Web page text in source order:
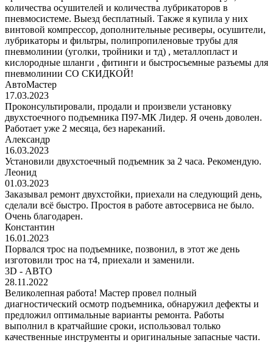
количества осушителей и количества лубрикаторов в
пневмосистеме. Выезд бесплатный. Также я купила у них
винтовой компрессор, дополнительные ресиверы, осушители,
лубрикаторы и фильтры, полипропиленовые трубы для
пневмолинии (уголки, тройники и тд) , металлопласт и
кислородные шланги , фитинги и быстросъемные разъемы для
пневмолинии СО СКИДКОЙ!
АвтоМастер
17.03.2023
Проконсультировали, продали и произвели установку
двухстоечного подъемника П97-МК Лидер. Я очень доволен.
Работает уже 2 месяца, без нареканий.
Александр
16.03.2023
Установили двухстоечный подъемник за 2 часа. Рекомендую.
Леонид
01.03.2023
Заказывал ремонт двухстойки, приехали на следующий день,
сделали всё быстро. Простоя в работе автосервиса не было.
Очень благодарен.
Константин
16.01.2023
Порвался трос на подъемнике, позвонил, в этот же день
изготовили трос на т4, приехали и заменили.
3D - АВТО
28.11.2022
Великолепная работа! Мастер провел полный
диагностический осмотр подъемника, обнаружил дефекты и
предложил оптимальные варианты ремонта. Работы
выполнил в кратчайшие сроки, использовал только
качественные инструменты и оригинальные запасные части.